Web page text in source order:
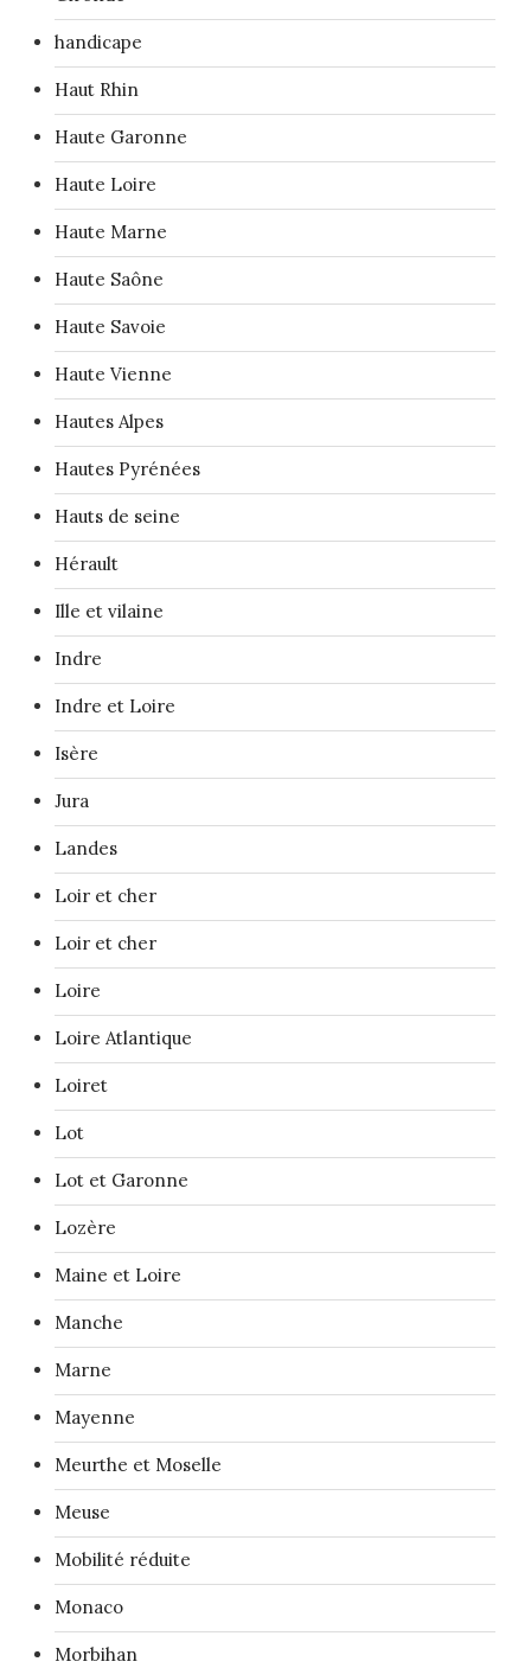
handicape
Haut Rhin
Haute Garonne
Haute Loire
Haute Marne
Haute Saône
Haute Savoie
Haute Vienne
Hautes Alpes
Hautes Pyrénées
Hauts de seine
Hérault
Ille et vilaine
Indre
Indre et Loire
Isère
Jura
Landes
Loir et cher
Loir et cher
Loire
Loire Atlantique
Loiret
Lot
Lot et Garonne
Lozère
Maine et Loire
Manche
Marne
Mayenne
Meurthe et Moselle
Meuse
Mobilité réduite
Monaco
Morbihan